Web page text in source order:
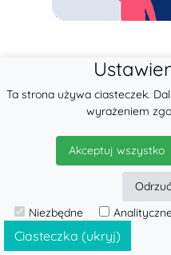
Ciasteczka (ukryj)
Ta strona używa ciasteczek.
wyrażeniem
Akceptuj wszystko
Niezbędne